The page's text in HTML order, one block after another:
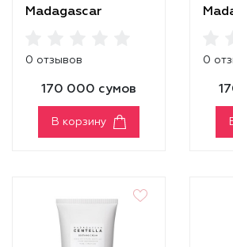
Madagascar
0 отзывов
170 000 сумов
В корзину
0